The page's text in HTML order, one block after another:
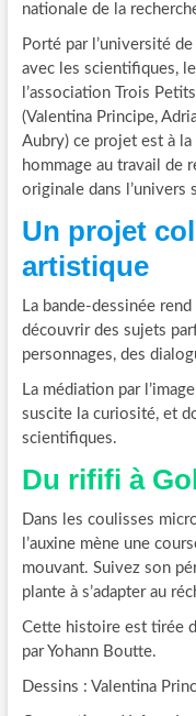
nationale de la
Porté par l’université
avec les scientifiques,
l’association Trois
(Valentina Principe,
Aubry) ce projet est à
hommage au travail de
originale dans
Un projet
artistique
La bande-dessinée
découvrir des sujets
personnages, des
La médiation par
suscite la curiosité, et
scientifiques.
Du rififi à
Dans les coulisses
l’auxine mène une
mouvant. Suivez son
plante à s’adapter au
Cette histoire est tirée
par Yohann Boutte.
Dessins : Valentina